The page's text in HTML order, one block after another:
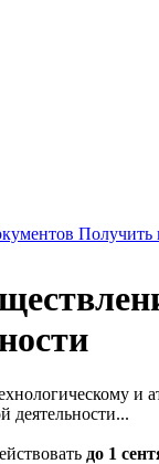
Получить
и
деятельности...
до 1